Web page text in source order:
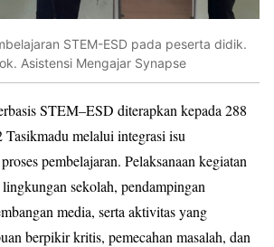
STEM-ESD pada peserta didik.
Asistensi Mengajar Synapse
STEM–ESD diterapkan kepada 288
melalui integrasi isu
pembelajaran. Pelaksanaan kegiatan
sekolah, pendampingan
media, serta aktivitas yang
berpikir kritis, pemecahan masalah, dan